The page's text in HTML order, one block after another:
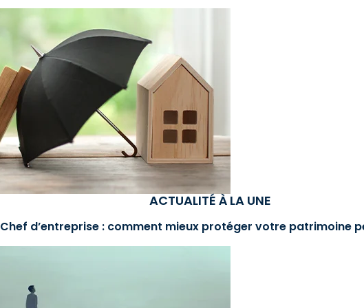
ACTUALITÉ À LA UNE
Chef d’entreprise : comment mieux protéger votre patrimoine